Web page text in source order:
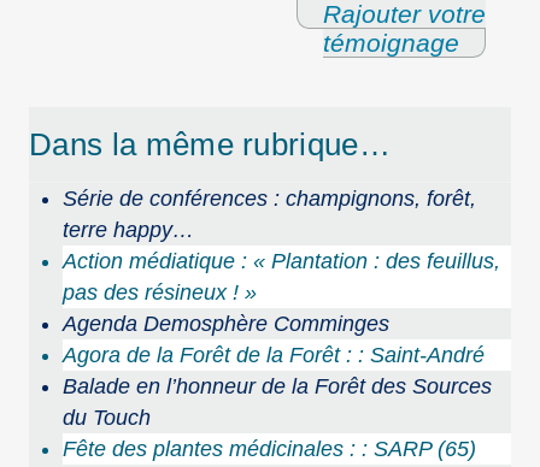
Rajouter votre
témoignage
Dans la même rubrique…
Série de conférences : champignons, forêt,
terre happy…
Action médiatique : « Plantation : des feuillus,
pas des résineux ! »
Agenda Demosphère Comminges
Agora de la Forêt de la Forêt : : Saint-André
Balade en l’honneur de la Forêt des Sources
du Touch
Fête des plantes médicinales : : SARP (65)